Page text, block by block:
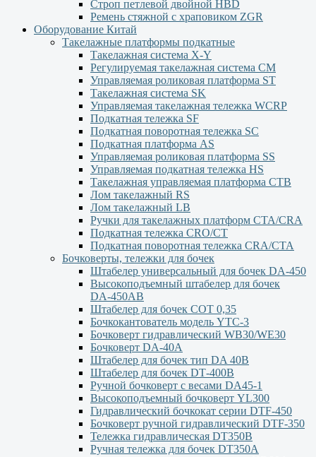
Строп петлевой двойной HBD
Ремень стяжной с храповиком ZGR
Оборудование Китай
Такелажные платформы подкатные
Такелажная система X-Y
Регулируемая такелажная система СМ
Управляемая роликовая платформа ST
Такелажная система SK
Управляемая такелажная тележка WCRP
Подкатная тележка SF
Подкатная поворотная тележка SC
Подкатная платформа AS
Управляемая роликовая платформа SS
Управляемая подкатная тележка HS
Такелажная управляемая платформа СТВ
Лом такелажный RS
Лом такелажный LB
Ручки для такелажных платформ СТА/CRA
Подкатная тележка CRO/CT
Подкатная поворотная тележка CRA/CTA
Бочковерты, тележки для бочек
Штабелер универсальный для бочек DA-450
Высокоподъемный штабелер для бочек
DА-450АВ
Штабелер для бочек СОТ 0,35
Бочкокантователь модель YTC-3
Бочковерт гидравлический WB30/WE30
Бочковерт DA-40A
Штабелер для бочек тип DA 40В
Штабелер для бочек DТ-400В
Ручной бочковерт с весами DА45-1
Высокоподъемный бочковерт YL300
Гидравлический бочкокат серии DTF-450
Бочковерт ручной гидравлический DTF-350
Тележка гидравлическая DT350B
Ручная тележка для бочек DT350A